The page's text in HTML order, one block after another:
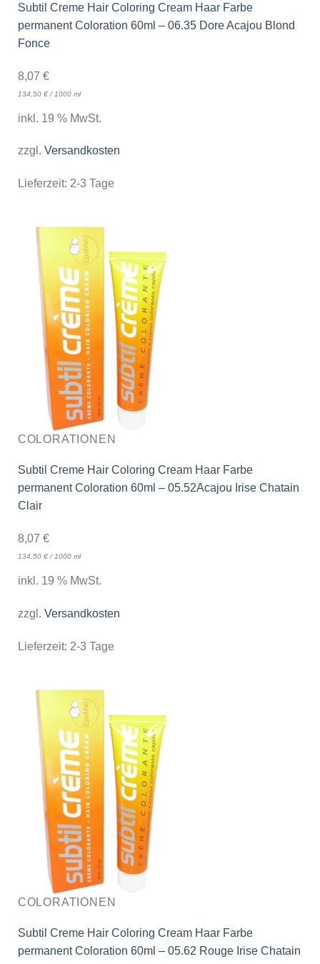
Subtil Creme Hair Coloring Cream Haar Farbe
permanent Coloration 60ml – 06.35 Dore Acajou Blond
Fonce
8,07 €
134,50 €/ 1000 ml
inkl. 19 % MwSt.
zzgl. Versandkosten
Lieferzeit: 2-3 Tage
COLORATIONEN
Subtil Creme Hair Coloring Cream Haar Farbe
permanent Coloration 60ml – 05.52Acajou Irise Chatain
Clair
8,07 €
134,50 €/ 1000 ml
inkl. 19 % MwSt.
zzgl. Versandkosten
Lieferzeit: 2-3 Tage
COLORATIONEN
Subtil Creme Hair Coloring Cream Haar Farbe
permanent Coloration 60ml – 05.62 Rouge Irise Chatain